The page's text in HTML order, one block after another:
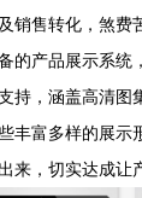
销售转化，煞费
的产品展示系统
持，涵盖高清图
丰富多样的展示
，切实达成让